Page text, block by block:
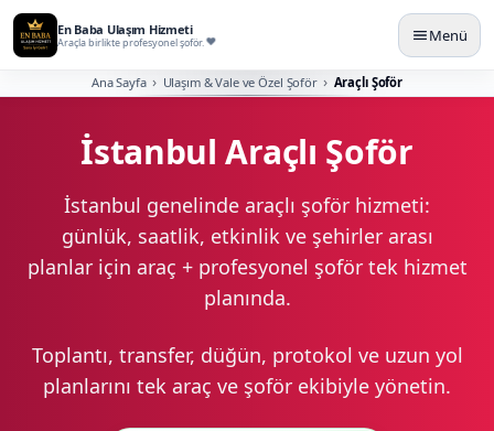
En Baba Ulaşım Hizmeti
Araçla birlikte profesyonel şoför. Menü
Ana Sayfa Ulaşım & Vale ve Özel Şoför Araçlı Şoför
İstanbul Araçlı Şoför
İstanbul genelinde araçlı şoför hizmeti:
günlük, saatlik, etkinlik ve şehirler arası
planlar için araç + profesyonel şoför tek hizmet
planında.
Toplantı, transfer, düğün, protokol ve uzun yol
planlarını tek araç ve şoför ekibiyle yönetin.